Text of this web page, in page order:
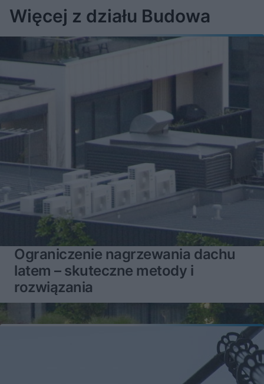
Więcej z działu Budowa
Ograniczenie nagrzewania dachu
latem – skuteczne metody i
rozwiązania